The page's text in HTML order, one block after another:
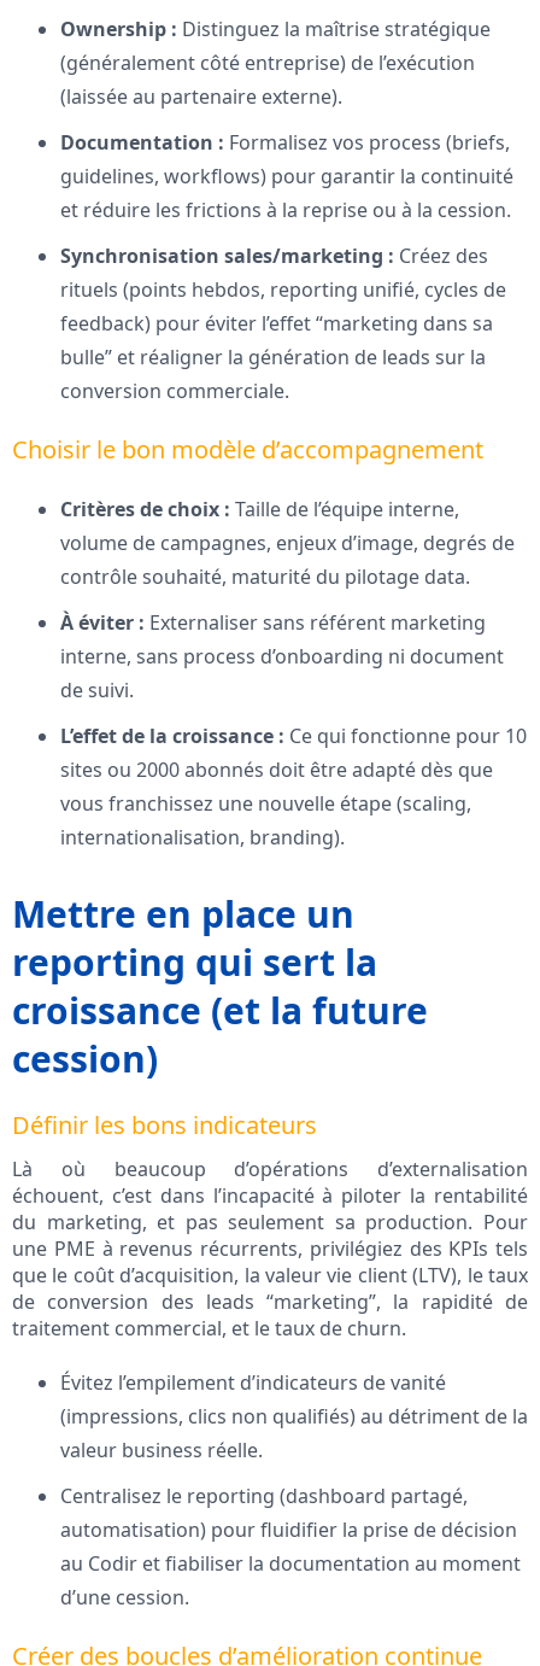
Ownership : Distinguez la maîtrise stratégique
(généralement côté entreprise) de l’exécution
(laissée au partenaire externe).
Documentation : Formalisez vos process (briefs,
guidelines, workflows) pour garantir la continuité
et réduire les frictions à la reprise ou à la cession.
Synchronisation sales/marketing : Créez des
rituels (points hebdos, reporting unifié, cycles de
feedback) pour éviter l’effet “marketing dans sa
bulle” et réaligner la génération de leads sur la
conversion commerciale.
Choisir le bon modèle d’accompagnement
Critères de choix : Taille de l’équipe interne,
volume de campagnes, enjeux d’image, degrés de
contrôle souhaité, maturité du pilotage data.
À éviter : Externaliser sans référent marketing
interne, sans process d’onboarding ni document
de suivi.
L’effet de la croissance : Ce qui fonctionne pour 10
sites ou 2000 abonnés doit être adapté dès que
vous franchissez une nouvelle étape (scaling,
internationalisation, branding).
Mettre en place un
reporting qui sert la
croissance (et la future
cession)
Définir les bons indicateurs
Là où beaucoup d’opérations d’externalisation
échouent, c’est dans l’incapacité à piloter la rentabilité
du marketing, et pas seulement sa production. Pour
une PME à revenus récurrents, privilégiez des KPIs tels
que le coût d’acquisition, la valeur vie client (LTV), le taux
de conversion des leads “marketing”, la rapidité de
traitement commercial, et le taux de churn.
Évitez l’empilement d’indicateurs de vanité
(impressions, clics non qualifiés) au détriment de la
valeur business réelle.
Centralisez le reporting (dashboard partagé,
automatisation) pour fluidifier la prise de décision
au Codir et fiabiliser la documentation au moment
d’une cession.
Créer des boucles d’amélioration continue